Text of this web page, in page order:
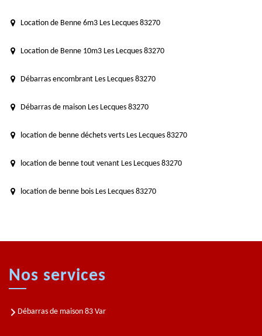
Location de Benne 6m3 Les Lecques 83270
Location de Benne 10m3 Les Lecques 83270
Débarras encombrant Les Lecques 83270
Débarras de maison Les Lecques 83270
location de benne déchets verts Les Lecques 83270
location de benne tout venant Les Lecques 83270
location de benne bois Les Lecques 83270
Nos services
Débarras de maison 83 Var